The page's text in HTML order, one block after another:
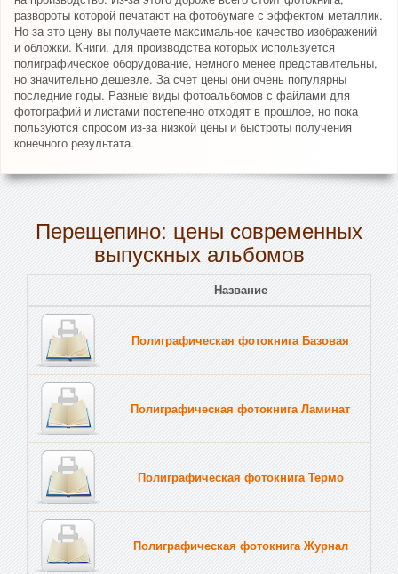
развороты которой печатают на фотобумаге с эффектом металлик.
Но за это цену вы получаете максимальное качество изображений
и обложки. Книги, для производства которых используется
полиграфическое оборудование, немного менее представительны,
но значительно дешевле. За счет цены они очень популярны
последние годы. Разные виды фотоальбомов с файлами для
фотографий и листами постепенно отходят в прошлое, но пока
пользуются спросом из-за низкой цены и быстроты получения
конечного результата.
Перещепино: цены современных
выпускных альбомов
Название
Полиграфическая фотокнига Базовая
Полиграфическая фотокнига Ламинат
Полиграфическая фотокнига Термо
Полиграфическая фотокнига Журнал